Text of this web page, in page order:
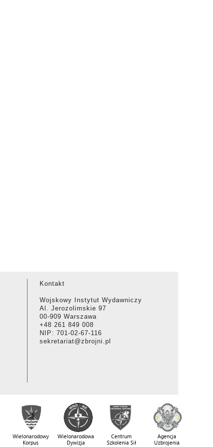
Kontakt
Wojskowy Instytut Wydawniczy
Al. Jerozolimskie 97
00-909 Warszawa
+48 261 849 008
NIP: 701-02-67-116
sekretariat@zbrojni.pl
Wielonarodowy
Korpus
Wielonarodowa
Dywizja
Centrum
Szkolenia Sił
Agencja
Uzbrojenia